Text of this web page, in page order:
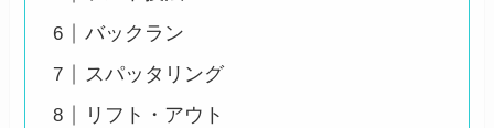
バックラン
スパッタリング
リフト・アウト